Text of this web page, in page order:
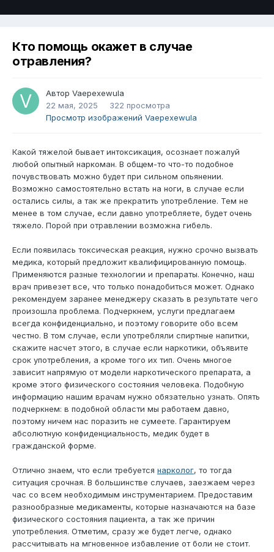
Кто помощь окажет в случае
отравления?
Автор Vaepexewula
22 мая, 2025
322 просмотра
Просмотр изображений Vaepexewula
Какой тяжелой бывает интоксикация, осознает пожалуй
любой опытный наркоман. В общем-то что-то подобное
почувствовать можно будет при сильном опьянении.
Возможно самостоятельно встать на ноги, в случае если
остались силы, а так же прекратить употребление. Тем не
менее в том случае, если давно употребляете, будет очень
тяжело. Порой при отравлении возможна гибель.
Если появилась токсическая реакция, нужно срочно вызвать
медика, который предложит квалифицированную помощь.
Применяются разные технологии и препараты. Конечно, наш
врач привезет все, что только понадобиться может. Однако
рекомендуем заранее менеджеру сказать в результате чего
произошла проблема. Подчеркнем, услуги предлагаем
всегда конфиденциально, и поэтому говорите обо всем
честно. В том случае, если употребляли спиртные напитки,
скажите насчет этого, в случае если наркотики, объявите
срок употребления, а кроме того их тип. Очень многое
зависит напрямую от модели наркотического препарата, а
кроме этого физического состояния человека. Подобную
информацию нашим врачам нужно обязательно узнать. Опять
подчеркнем: в подобной области мы работаем давно,
поэтому ничем нас поразить не сумеете. Гарантируем
абсолютную конфиденциальность, медик будет в
гражданской форме.
Отлично знаем, что если требуется нарколог, то тогда
ситуация срочная. В большинстве случаев, заезжаем через
час со всем необходимым инструментарием. Предоставим
разнообразные медикаменты, которые назначаются на базе
физического состояния пациента, а так же причин
употребления. Отметим, сразу же будет легче, однако
рассчитывать на мгновенное избавление от боли не стоит.